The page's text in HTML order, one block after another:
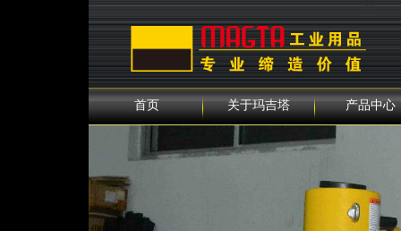
0
首页 关于玛吉塔 产品中心